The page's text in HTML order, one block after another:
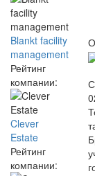
Blankt facility
management
Рейтинг
компании:
Clever
Estate
Рейтинг
компании: